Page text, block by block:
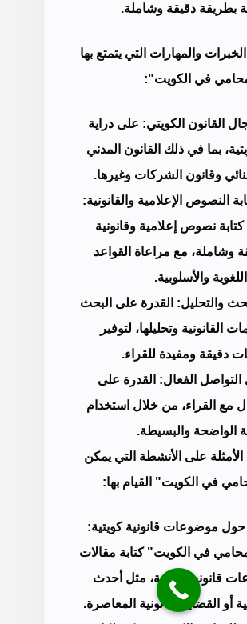
بطريقة دقيقة وشاملة.
والمهارات التي يتمتع بها
في الكويت":
القانون الكويتي: على دراية
بما في ذلك القانون المدني
وقانون الشركات وغيرها.
النصوص الإعلامية والقانونية:
كتابة نصوص إعلامية وقانونية
وشاملة، مع مراعاة القواعد
اللغوية والأسلوبية.
والتحليل: القدرة على البحث
القانونية وتحليلها، لتوفير
دقيقة ومفيدة للقراء.
التواصل الفعال: القدرة على
مع القراء، من خلال استخدام
الواضحة والبسيطة.
على الأنشطة التي يمكن
في الكويت" القيام بها:
حول موضوعات قانونية كويتية:
في الكويت" كتابة مقالات
قانونية كويتية، مثل أحدث
أو القضايا القانونية المعاصرة.